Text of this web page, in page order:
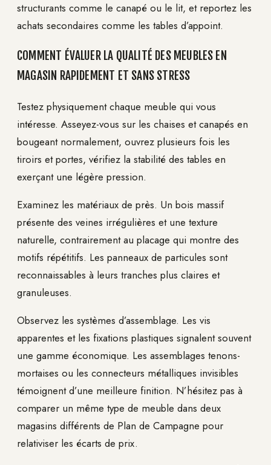
structurants comme le canapé ou le lit, et reportez les
achats secondaires comme les tables d’appoint.
COMMENT ÉVALUER LA QUALITÉ DES MEUBLES EN
MAGASIN RAPIDEMENT ET SANS STRESS
Testez physiquement chaque meuble qui vous
intéresse. Asseyez-vous sur les chaises et canapés en
bougeant normalement, ouvrez plusieurs fois les
tiroirs et portes, vérifiez la stabilité des tables en
exerçant une légère pression.
Examinez les matériaux de près. Un bois massif
présente des veines irrégulières et une texture
naturelle, contrairement au placage qui montre des
motifs répétitifs. Les panneaux de particules sont
reconnaissables à leurs tranches plus claires et
granuleuses.
Observez les systèmes d’assemblage. Les vis
apparentes et les fixations plastiques signalent souvent
une gamme économique. Les assemblages tenons-
mortaises ou les connecteurs métalliques invisibles
témoignent d’une meilleure finition. N’hésitez pas à
comparer un même type de meuble dans deux
magasins différents de Plan de Campagne pour
relativiser les écarts de prix.